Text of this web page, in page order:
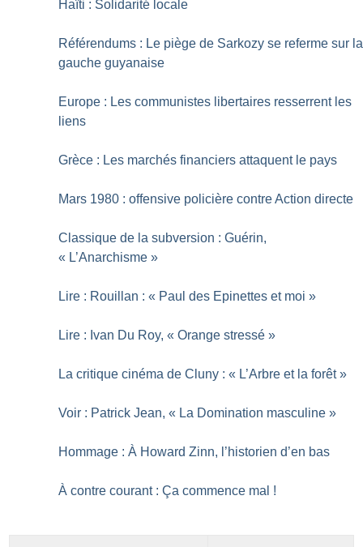
Haïti : Solidarité locale
Référendums : Le piège de Sarkozy se referme sur la
gauche guyanaise
Europe : Les communistes libertaires resserrent les
liens
Grèce : Les marchés financiers attaquent le pays
Mars 1980 : offensive policière contre Action directe
Classique de la subversion : Guérin,
« L’Anarchisme »
Lire : Rouillan : « Paul des Epinettes et moi »
Lire : Ivan Du Roy, « Orange stressé »
La critique cinéma de Cluny : « L’Arbre et la forêt »
Voir : Patrick Jean, « La Domination masculine »
Hommage : À Howard Zinn, l’historien d’en bas
À contre courant : Ça commence mal !